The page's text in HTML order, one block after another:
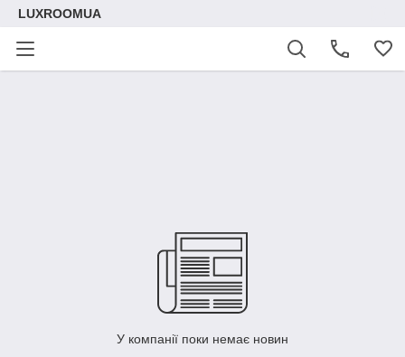
LUXROOMUА
У компанії поки немає новин